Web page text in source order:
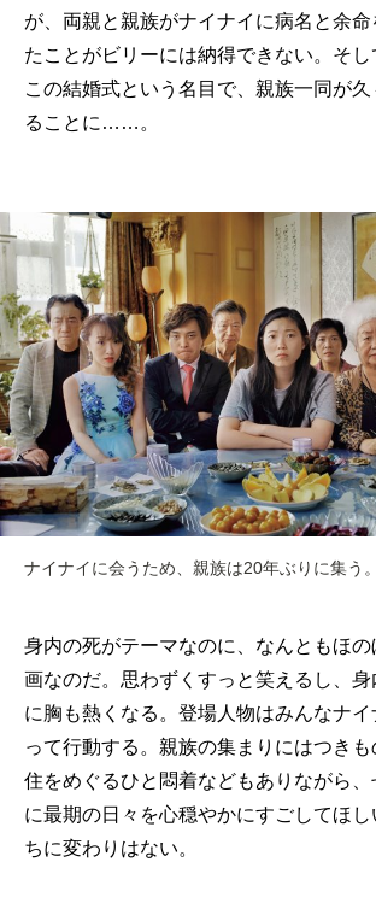
が、両親と親族がナイナイに病名と余
たことがビリーには納得できない。そし
この結婚式という名目で、親族一同が久
ることに……。
ナイナイに会うため、親族は20年ぶりに集う。
身内の死がテーマなのに、なんともほ
画なのだ。思わずくすっと笑えるし、身
に胸も熱くなる。登場人物はみんなナ
って行動する。親族の集まりにはつき
住をめぐるひと悶着などもありながら、
に最期の日々を心穏やかにすごしてほ
ちに変わりはない。